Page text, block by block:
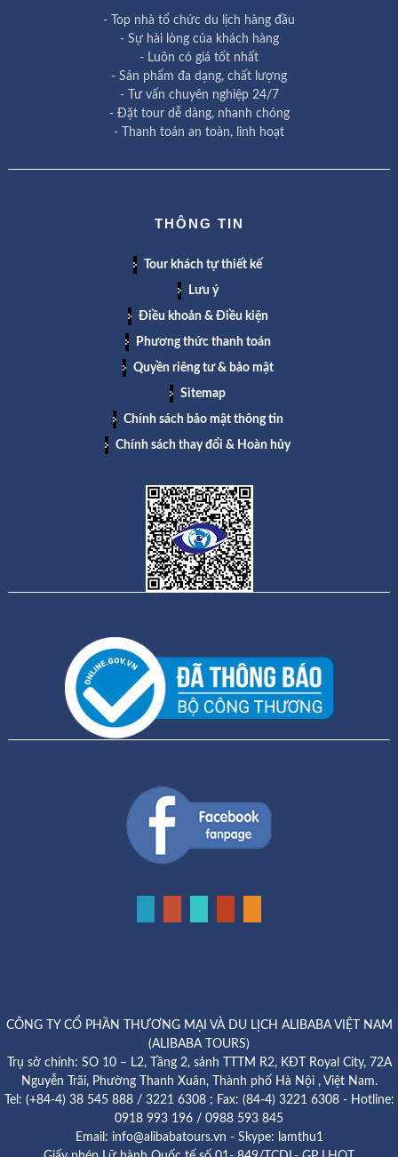
- Top nhà tổ chức du lịch hàng đầu
- Sự hài lòng của khách hàng
- Luôn có giá tốt nhất
- Sản phẩm đa dạng, chất lượng
- Tư vấn chuyên nghiệp 24/7
- Đặt tour dễ dàng, nhanh chóng
- Thanh toán an toàn, linh hoạt
THÔNG TIN
Tour khách tự thiết kế
Lưu ý
Điều khoản & Điều kiện
Phương thức thanh toán
Quyền riêng tư & bảo mật
Sitemap
Chính sách bảo mật thông tin
Chính sách thay đổi & Hoàn hủy
CÔNG TY CỔ PHẦN THƯƠNG MẠI VÀ DU LỊCH ALIBABA VIỆT NAM
(ALIBABA TOURS)
Trụ sở chính: SO 10 – L2, Tầng 2, sảnh TTTM R2, KĐT Royal City, 72A
Nguyễn Trãi, Phường Thanh Xuân, Thành phố Hà Nội , Việt Nam.
Tel: (+84-4) 38 545 888 / 3221 6308 ; Fax: (84-4) 3221 6308 - Hotline:
0918 993 196 / 0988 593 845
Email: info@alibabatours.vn - Skype: lamthu1